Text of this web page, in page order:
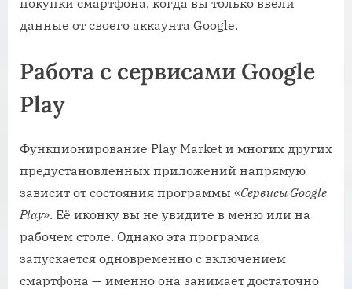
покупки смартфона, когда вы только ввели
данные от своего aккаунта Google.
Работа с сервисами Google
Play
Функционирование Play Market и многих других
предустановленных приложений напрямую
зависит от состояния программы «Сервисы Google
Play». Её иконку вы не увидите в меню или на
рабочем столе. Однако эта программа
запускается одновременно с включением
смартфона — именно она занимает достаточно